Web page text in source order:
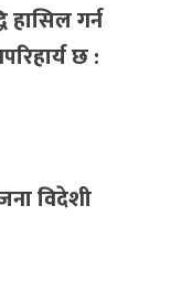
हासिल गर्न
छ :
विदेशी